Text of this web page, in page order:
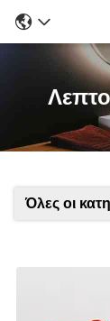
Όλες οι